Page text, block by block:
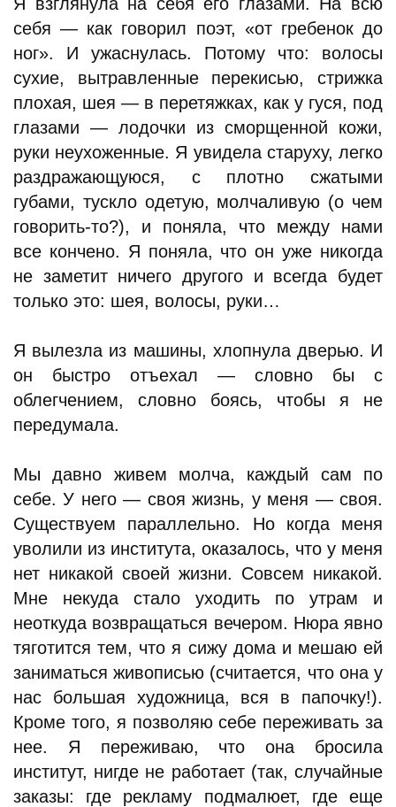
себя — как говорил поэт, «от гребенок до
ног». И ужаснулась. Потому что: волосы
сухие, вытравленные перекисью, стрижка
плохая, шея — в перетяжках, как у гуся, под
глазами — лодочки из сморщенной кожи,
руки неухоженные. Я увидела старуху, легко
раздражающуюся, с плотно сжатыми
губами, тускло одетую, молчаливую (о чем
говорить-то?), и поняла, что между нами
все кончено. Я поняла, что он уже никогда
не заметит ничего другого и всегда будет
только это: шея, волосы, руки…
Я вылезла из машины, хлопнула дверью. И
он быстро отъехал — словно бы с
облегчением, словно боясь, чтобы я не
передумала.
Мы давно живем молча, каждый сам по
себе. У него — своя жизнь, у меня — своя.
Cуществуем параллельно. Но когда меня
уволили из института, оказалось, что у меня
нет никакой своей жизни. Cовсем никакой.
Мне некуда стало уходить по утрам и
неоткуда возвращаться вечером. Нюра явно
тяготится тем, что я сижу дома и мешаю ей
заниматься живописью (считается, что она у
нас большая художница, вся в папочку!).
Кроме того, я позволяю себе переживать за
нее. Я переживаю, что она бросила
институт, нигде не работает (так, случайные
заказы: где рекламу подмалюет, где еще